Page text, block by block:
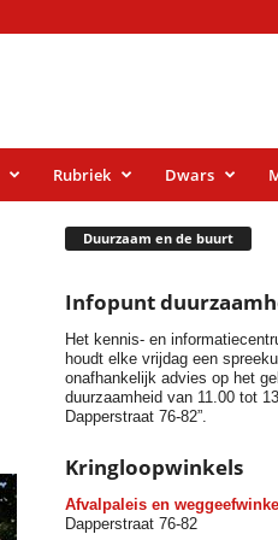
Rubriek Dwars
Duurzaam en de buurt
Infopunt
Het kennis- en
houdt elke vrijdag een
onafhankelijk advies op het
duurzaamheid van 11.00 tot
Dapperstraat 76-82”.
Kringloopwinkels
Afvalpaleis en weggeefwinkel
Dapperstraat 76-82